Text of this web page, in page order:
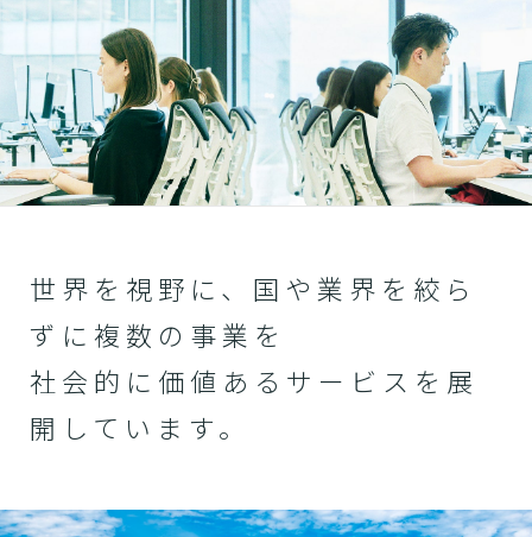
世界を視野に、国や業界を絞ら
ずに複数の事業を
社会的に価値あるサービスを展
開しています。